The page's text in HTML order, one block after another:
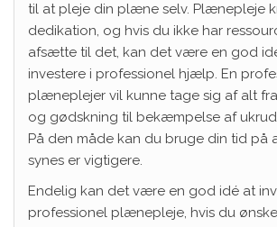
til at pleje din plæne selv. Plænepleje
dedikation, og hvis du ikke har
afsætte til det, kan det være en god
investere i professionel hjælp. En
plæneplejer vil kunne tage sig af alt
og gødskning til bekæmpelse af
På den måde kan du bruge din tid på
synes er vigtigere.
Endelig kan det være en god idé at
professionel plænepleje, hvis du